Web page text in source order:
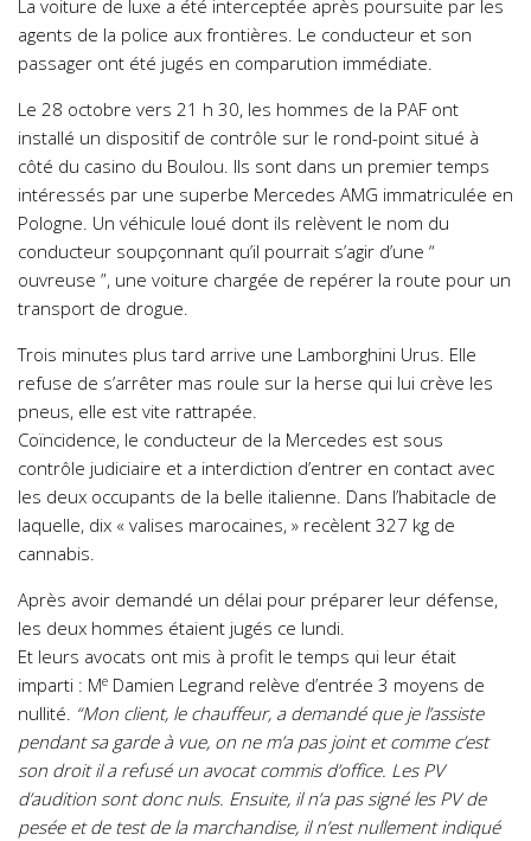
La voiture de luxe a été interceptée après poursuite par les
agents de la police aux frontières. Le conducteur et son
passager ont été jugés en comparution immédiate.
Le 28 octobre vers 21 h 30, les hommes de la PAF ont
installé un dispositif de contrôle sur le rond-point situé à
côté du casino du Boulou. Ils sont dans un premier temps
intéressés par une superbe Mercedes AMG immatriculée en
Pologne. Un véhicule loué dont ils relèvent le nom du
conducteur soupçonnant qu’il pourrait s’agir d’une “
ouvreuse ”, une voiture chargée de repérer la route pour un
transport de drogue.
Trois minutes plus tard arrive une Lamborghini Urus. Elle
refuse de s’arrêter mas roule sur la herse qui lui crève les
pneus, elle est vite rattrapée.
Coïncidence, le conducteur de la Mercedes est sous
contrôle judiciaire et a interdiction d’entrer en contact avec
les deux occupants de la belle italienne. Dans l’habitacle de
laquelle, dix « valises marocaines, » recèlent 327 kg de
cannabis.
Après avoir demandé un délai pour préparer leur défense,
les deux hommes étaient jugés ce lundi.
Et leurs avocats ont mis à profit le temps qui leur était
imparti : Me Damien Legrand relève d’entrée 3 moyens de
nullité. “Mon client, le chauffeur, a demandé que je l’assiste
pendant sa garde à vue, on ne m’a pas joint et comme c’est
son droit il a refusé un avocat commis d’office. Les PV
d’audition sont donc nuls. Ensuite, il n’a pas signé les PV de
pesée et de test de la marchandise, il n’est nullement indiqué